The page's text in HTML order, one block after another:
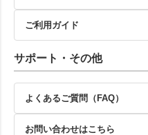
ご利用ガイド
サポート・その他
よくあるご質問（FAQ）
お問い合わせはこちら